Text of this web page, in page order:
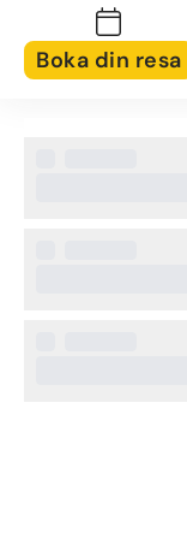
Boka din resa